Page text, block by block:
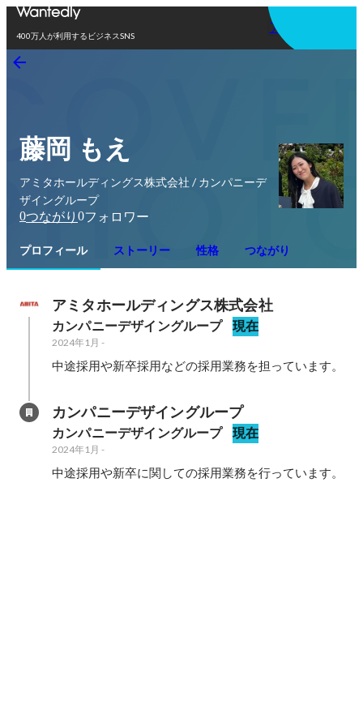
400万人が利用するビジネスSNS
アプリを使う
藤岡 もえ
アミタホールディングス株式会社 / カンパニーデ
ザイングループ
0つながり 0フォロワー
プロフィール ストーリー 性格 つながり
アミタホールディングス株式会社
カンパニーデザイングループ 現在
2024年1月 -
中途採用や新卒採用などの採用業務を担っています。
カンパニーデザイングループ
カンパニーデザイングループ 現在
2024年1月 -
中途採用や新卒に関しての採用業務を行っています。